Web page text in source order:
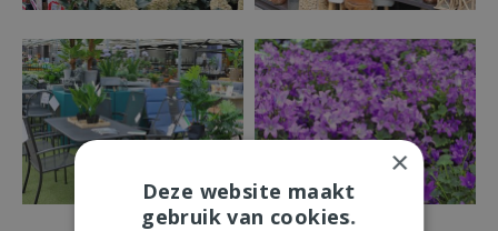
×
Deze website maakt
gebruik van cookies.